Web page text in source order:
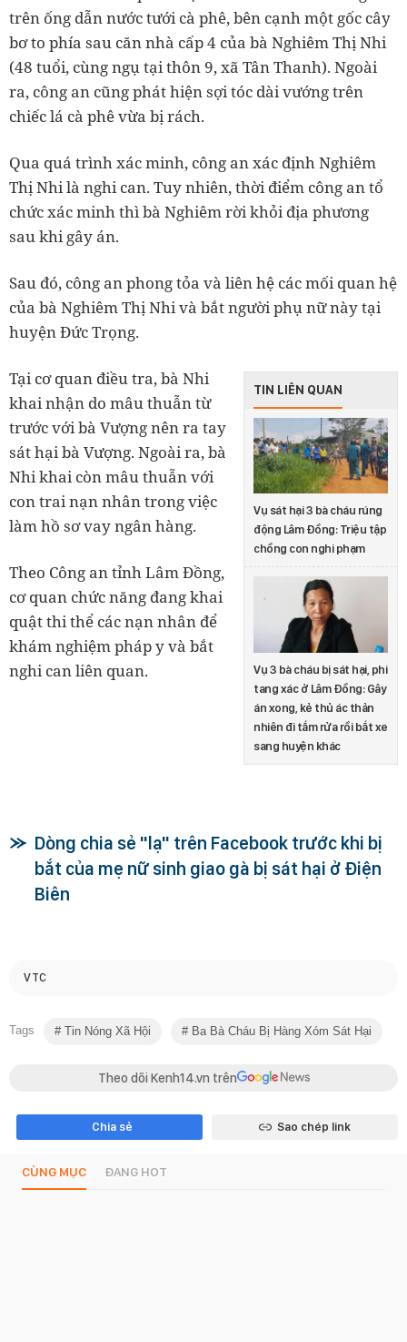
trên ống dẫn nước tưới cà phê, bên cạnh một gốc cây
bơ to phía sau căn nhà cấp 4 của bà Nghiêm Thị Nhi
(48 tuổi, cùng ngụ tại thôn 9, xã Tân Thanh). Ngoài
ra, công an cũng phát hiện sợi tóc dài vướng trên
chiếc lá cà phê vừa bị rách.
Qua quá trình xác minh, công an xác định Nghiêm
Thị Nhi là nghi can. Tuy nhiên, thời điểm công an tổ
chức xác minh thì bà Nghiêm rời khỏi địa phương
sau khi gây án.
Sau đó, công an phong tỏa và liên hệ các mối quan hệ
của bà Nghiêm Thị Nhi và bắt người phụ nữ này tại
huyện Đức Trọng.
TIN LIÊN QUAN
Vụ sát hại 3 bà cháu rúng
động Lâm Đồng: Triệu tập
chồng con nghi phạm
Vụ 3 bà cháu bị sát hại, phi
tang xác ở Lâm Đồng: Gây
án xong, kẻ thủ ác thản
nhiên đi tắm rửa rồi bắt xe
sang huyện khác
Tại cơ quan điều tra, bà Nhi
khai nhận do mâu thuẫn từ
trước với bà Vượng nên ra tay
sát hại bà Vượng. Ngoài ra, bà
Nhi khai còn mâu thuẫn với
con trai nạn nhân trong việc
làm hồ sơ vay ngân hàng.
Theo Công an tỉnh Lâm Đồng,
cơ quan chức năng đang khai
quật thi thể các nạn nhân để
khám nghiệm pháp y và bắt
nghi can liên quan.
Dòng chia sẻ "lạ" trên Facebook trước khi bị
bắt của mẹ nữ sinh giao gà bị sát hại ở Điện
Biên
VTC
Tags Tin Nóng Xã Hội Ba Bà Cháu Bị Hàng Xóm Sát Hại
Theo dõi Kenh14.vn trên
Chia sẻ Sao chép link
CÙNG MỤC ĐANG HOT